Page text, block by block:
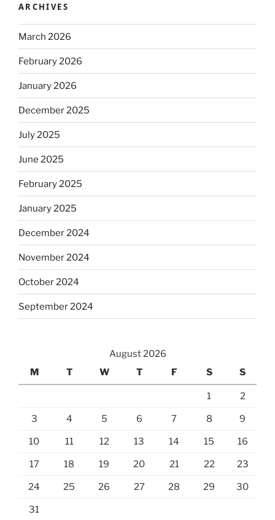
ARCHIVES
March 2026
February 2026
January 2026
December 2025
July 2025
June 2025
February 2025
January 2025
December 2024
November 2024
October 2024
September 2024
August 2026
M
T W T F S S
1 2
3 4 5 6 7 8 9
10 11 12 13 14 15 16
17 18 19 20 21 22 23
24 25 26 27 28 29 30
31